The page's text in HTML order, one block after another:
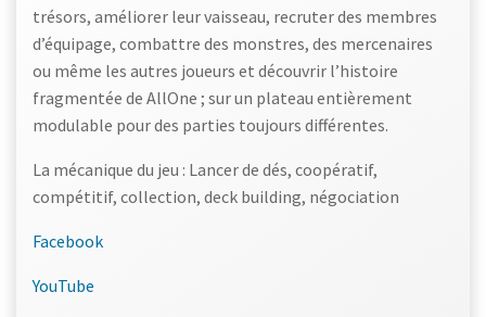
trésors, améliorer leur vaisseau, recruter des membres
d’équipage, combattre des monstres, des mercenaires
ou même les autres joueurs et découvrir l’histoire
fragmentée de AllOne ; sur un plateau entièrement
modulable pour des parties toujours différentes.
La mécanique du jeu : Lancer de dés, coopératif,
compétitif, collection, deck building, négociation
Facebook
YouTube